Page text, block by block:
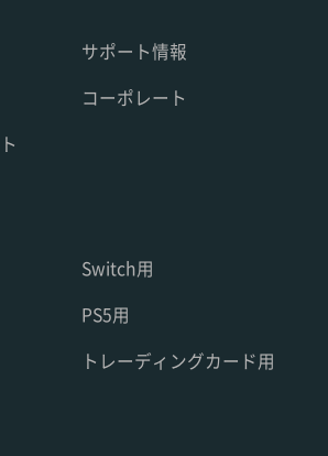
サポート情報
コーポレート
Switch用
PS5用
トレーディングカード用